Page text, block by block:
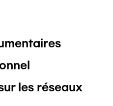
les réseaux